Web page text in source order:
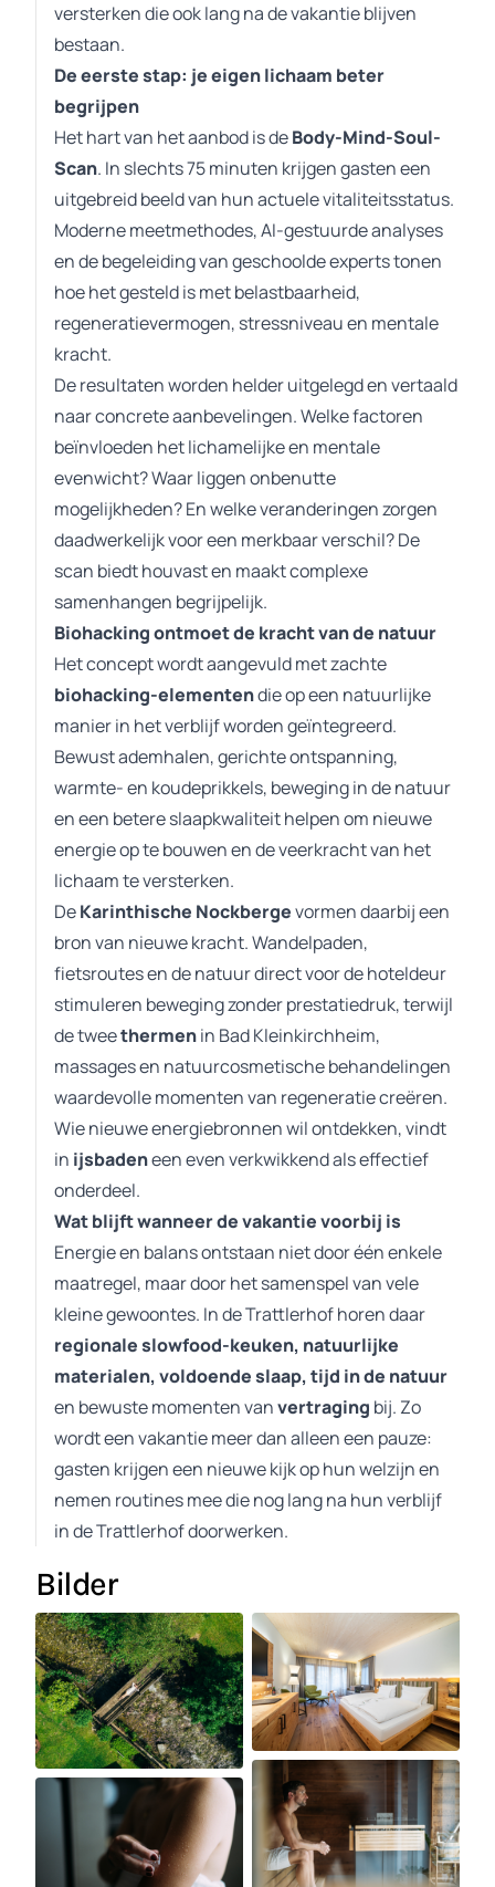
versterken die ook lang na de vakantie blijven
bestaan.
De eerste stap: je eigen lichaam beter
begrijpen
Het hart van het aanbod is deBody-Mind-Soul-
Scan. In slechts 75 minuten krijgen gasten een
uitgebreid beeld van hun actuele vitaliteitsstatus.
Moderne meetmethodes, AI-gestuurde analyses
en de begeleiding van geschoolde experts tonen
hoe het gesteld is met belastbaarheid,
regeneratievermogen, stressniveau en mentale
kracht.
De resultaten worden helder uitgelegd en vertaald
naar concrete aanbevelingen. Welke factoren
beïnvloeden het lichamelijke en mentale
evenwicht? Waar liggen onbenutte
mogelijkheden? En welke veranderingen zorgen
daadwerkelijk voor een merkbaar verschil? De
scan biedt houvast en maakt complexe
samenhangen begrijpelijk.
Biohacking ontmoet de kracht van de natuur
Het concept wordt aangevuld met zachte
biohacking-elementendie op een natuurlijke
manier in het verblijf worden geïntegreerd.
Bewust ademhalen, gerichte ontspanning,
warmte- en koudeprikkels, beweging in de natuur
en een betere slaapkwaliteit helpen om nieuwe
energie op te bouwen en de veerkracht van het
lichaam te versterken.
DeKarinthische Nockbergevormen daarbij een
bron van nieuwe kracht. Wandelpaden,
fietsroutes en de natuur direct voor de hoteldeur
stimuleren beweging zonder prestatiedruk, terwijl
de tweethermenin Bad Kleinkirchheim,
massages en natuurcosmetische behandelingen
waardevolle momenten van regeneratie creëren.
Wie nieuwe energiebronnen wil ontdekken, vindt
in ijsbadeneen even verkwikkend als effectief
onderdeel.
Wat blijft wanneer de vakantie voorbij is
Energie en balans ontstaan niet door één enkele
maatregel, maar door het samenspel van vele
kleine gewoontes. In de Trattlerhof horen daar
regionale slowfood-keuken, natuurlijke
materialen, voldoende slaap, tijd in de natuur
en bewuste momenten vanvertraging bij. Zo
wordt een vakantie meer dan alleen een pauze:
gasten krijgen een nieuwe kijk op hun welzijn en
nemen routines mee die nog lang na hun verblijf
in de Trattlerhof doorwerken.
Bilder